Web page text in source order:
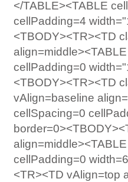
</TABLE><TABLE
cellPadding=4
<TBODY><TR><TD
cellPadding=0
<TBODY><TR><TD
vAlign=baseline
cellSpacing=0
cellPadding=0
<TR><TD vAlign=top